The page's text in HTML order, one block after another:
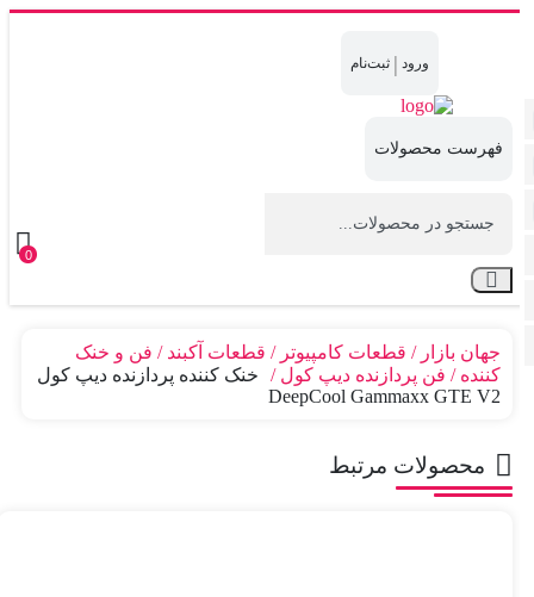
|
جهان بازار قطعات کامپیوتر قطعات آکبند
فن و خنک
کننده
فن پردازنده دیپ کول
خنک کننده پردازنده دیپ کول
DeepCool Gammaxx GTE V2
محصولات مرتبط